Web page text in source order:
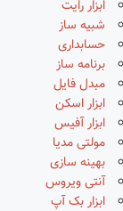
ابزار رایت
شبیه ساز
حسابداری
برنامه ساز
مبدل فایل
ابزار اسکن
ابزار آفیس
مولتی مدیا
بهینه سازی
آنتی ویروس
ابزار بک آپ